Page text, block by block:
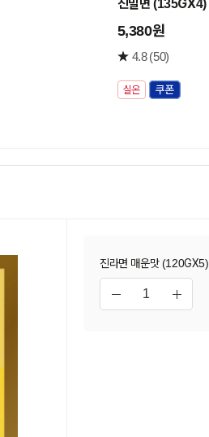
진밀면 (135GX4)
5,380원
4.8 (50)
실온
진라면 매운맛 (120GX5)